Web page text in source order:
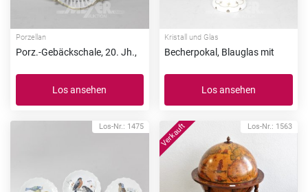
Porzellan
Porz.-Gebäckschale, 20. Jh.,
Los ansehen
Kristall und Glas
Becherpokal, Blauglas mit
Los ansehen
Los-Nr.: 1475 Los-Nr.: 1563